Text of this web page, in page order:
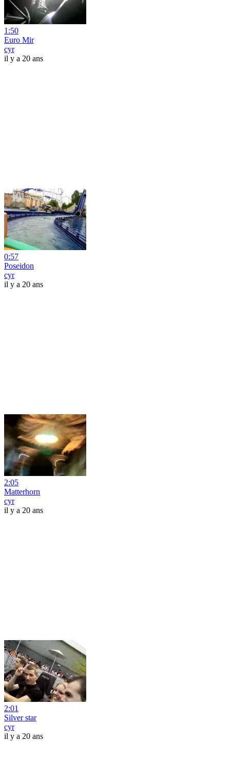
1:50
Euro Mir
cyr
il y a 20 ans
0:57
Poseidon
cyr
il y a 20 ans
2:05
Matterhorn
cyr
il y a 20 ans
2:01
Silver star
cyr
il y a 20 ans